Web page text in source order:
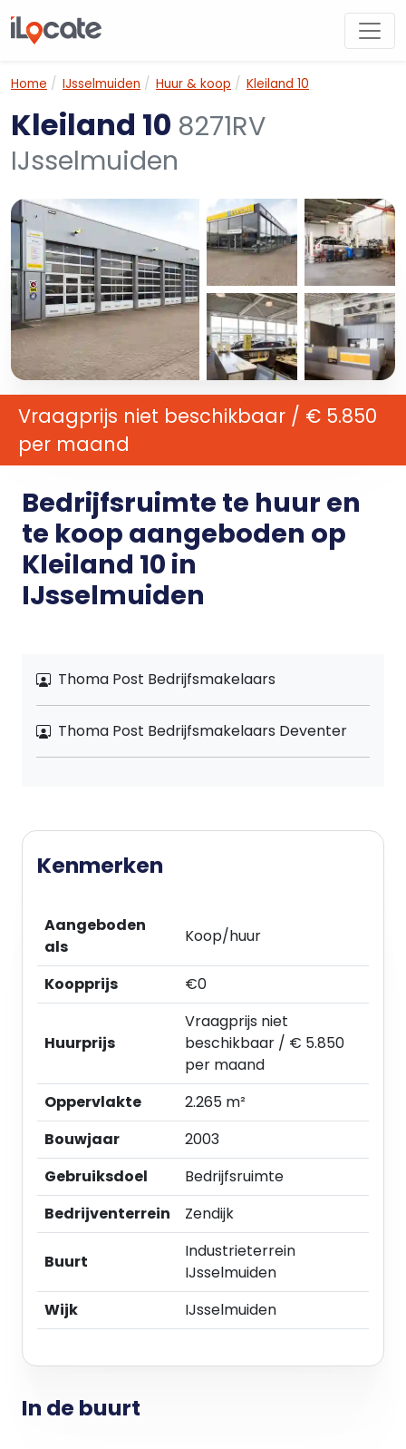
Home IJsselmuiden Huur & koop Kleiland 10
Kleiland 10 8271RV
IJsselmuiden
Vraagprijs niet beschikbaar / € 5.850
per maand
Bedrijfsruimte te huur en
te koop aangeboden op
Kleiland 10 in
IJsselmuiden
Thoma Post Bedrijfsmakelaars
Thoma Post Bedrijfsmakelaars Deventer
Kenmerken
Aangeboden
als
Koop/huur
Koopprijs €0
Huurprijs
Vraagprijs niet
beschikbaar / € 5.850
per maand
Oppervlakte
2.265 m²
Bouwjaar
2003
Gebruiksdoel
Bedrijfsruimte
Bedrijventerrein
Zendijk
Buurt
Industrieterrein
IJsselmuiden
Wijk
IJsselmuiden
In de buurt